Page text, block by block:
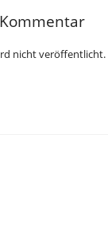
nicht veröffentlicht.